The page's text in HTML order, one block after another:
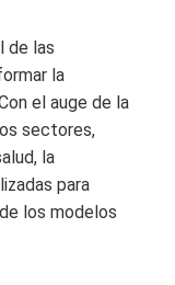
de las
la
el auge de la
sectores,
la
para
los modelos